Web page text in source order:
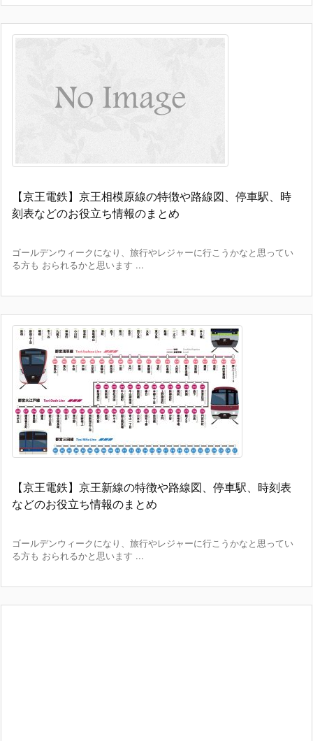
【京王電鉄】京王相模原線の特徴や路線図、停車駅、時
刻表などのお役立ち情報のまとめ
ゴールデンウィークになり、旅行やレジャーに行こうかなと思ってい
る方も おられるかと思います ...
【京王電鉄】京王新線の特徴や路線図、停車駅、時刻表
などのお役立ち情報のまとめ
ゴールデンウィークになり、旅行やレジャーに行こうかなと思ってい
る方も おられるかと思います ...